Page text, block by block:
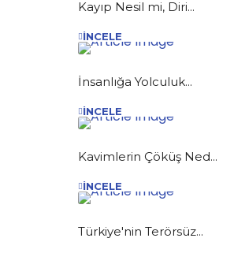
Kayıp Nesil mi, Diri...
İNCELE
İnsanlığa Yolculuk...
İNCELE
Kavimlerin Çöküş Ned...
İNCELE
Türkiye'nin Terörsüz...